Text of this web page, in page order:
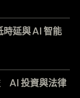
延與 AI 智能
AI 投資與法律